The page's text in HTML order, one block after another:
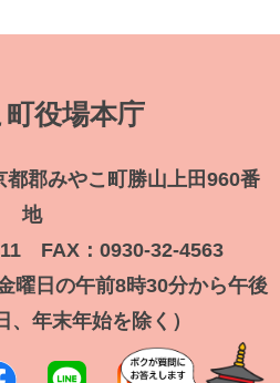
役場本庁
郡みやこ町勝山上田960番
地
FAX：0930-32-4563
曜日の午前8時30分から午後
、年末年始を除く）